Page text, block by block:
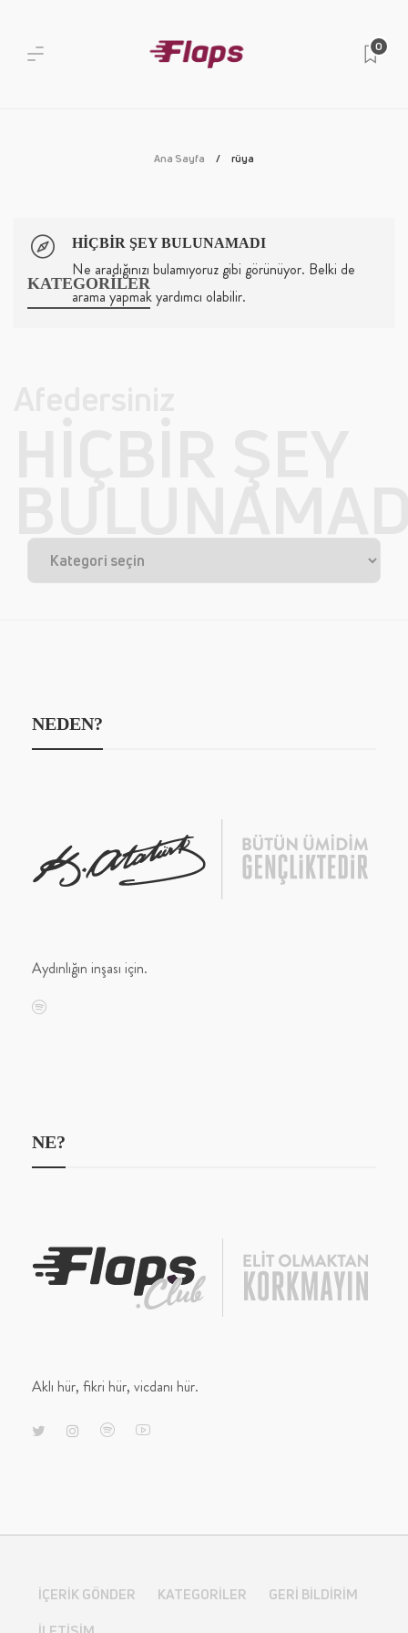
0
Ana Sayfa rüya
HIÇBIR ŞEY BULUNAMADI
Ne aradığınızı bulamıyoruz gibi görünüyor. Belki de
arama yapmak yardımcı olabilir.
KATEGORİLER
NEDEN?
Aydınlığın inşası için.
NE?
Aklı hür, fikri hür, vicdanı hür.
İÇERIK GÖNDER KATEGORILER
GERI BILDIRIM